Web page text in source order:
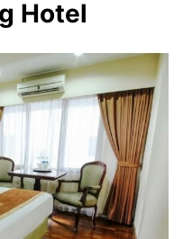
Hotel